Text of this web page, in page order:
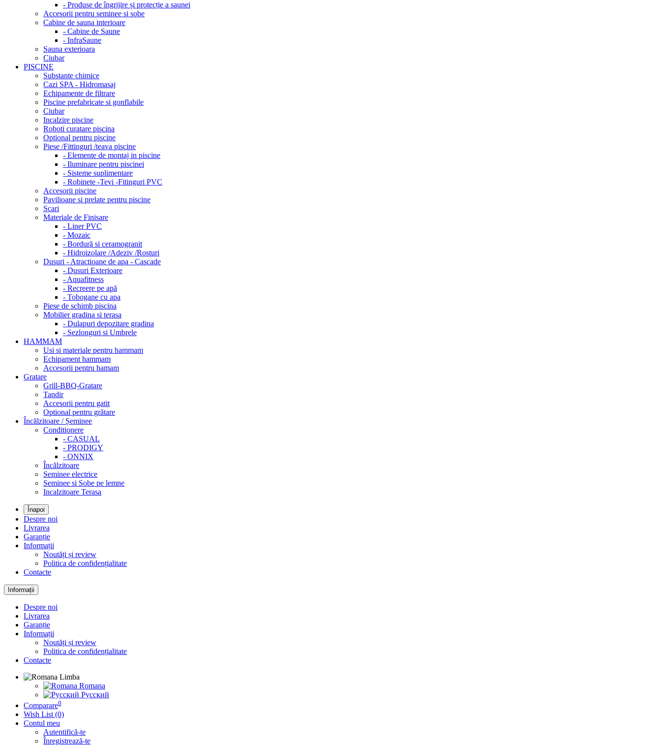
- Produse de îngrijire și protecție a saunei
Accesorii pentru seminee si sobe
Cabine de sauna interioare
- Cabine de Saune
- InfraSaune
Sauna exterioara
Ciubar
PISCINE
Substante chimice
Cazi SPA - Hidromasaj
Echipamente de filtrare
Piscine prefabricate si gonflabile
Ciubar
Incalzire piscine
Roboti curatare piscina
Optional pentru piscine
Piese /Fittinguri /teava piscine
- Elemente de montaj in piscine
- Iluminare pentru piscinei
- Sisteme suplimentare
- Robinete -Tevi -Fitinguri PVC
Accesorii piscine
Pavilioane si prelate pentru piscine
Scari
Materiale de Finisare
- Liner PVC
- Mozaic
- Bordură si ceramogranit
- Hidroizolare /Adeziv /Rosturi
Dusuri - Atractioane de apa - Cascade
- Dusuri Exterioare
- Aquafitness
- Recreere pe apă
- Tobogane cu apa
Piese de schimb piscina
Mobilier gradina si terasa
- Dulapuri depozitare gradina
- Sezlonguri si Umbrele
HAMMAM
Usi si materiale pentru hammam
Echipament hammam
Accesorii pentru hamam
Gratare
Grill-BBQ-Gratare
Tandir
Accesorii pentru gatit
Optional pentru grătare
Încălzitoare / Șeminee
Conditionere
- CASUAL
- PRODIGY
- ONNIX
Încălzitoare
Seminee electrice
Seminee si Sobe pe lemne
Incalzitoare Terasa
Înapoi
Despre noi
Livrarea
Garanție
Informații
Noutăți și review
Politica de confidențialitate
Contacte
Informații
Despre noi
Livrarea
Garanție
Informații
Noutăți și review
Politica de confidențialitate
Contacte
Limba
Romana
Русский
Comparare0
Wish List (0)
Contul meu
Autentifică-te
Înregistrează-te